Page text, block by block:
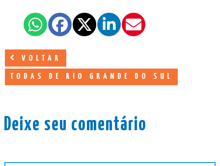
VOLTAR
TODAS DE RIO GRANDE DO SUL
Deixe seu comentário